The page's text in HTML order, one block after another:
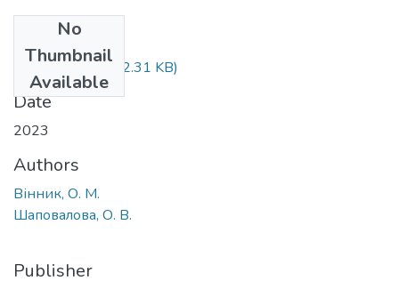
No
Thumbnail
Available
137-149.pdf(492.31 KB)
Date
2023
Authors
Вінник, О. М.
Шаповалова, О. В.
Publisher